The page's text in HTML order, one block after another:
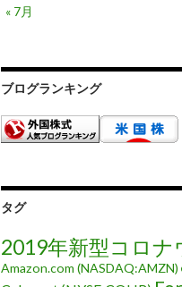
« 7月
ブログランキング
タグ
2019年新型コロナ
Amazon.com (NASDAQ:AMZN)